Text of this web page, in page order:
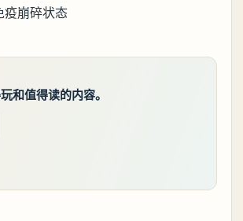
疫崩碎状态
和值得读的内容。